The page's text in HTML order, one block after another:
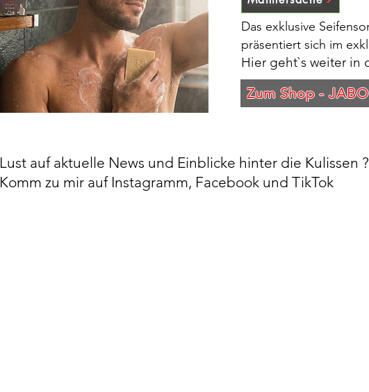
Das exklusive
präsentiert sich im
Hier geht`s weiter in
Zum Shop -
Lust auf aktuelle News und Einblicke hinter die Kulissen
Komm zu mir auf Instagramm, Facebook und TikTok